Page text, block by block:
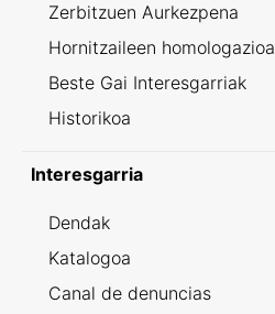
Zerbitzuen Aurkezpena
Hornitzaileen homologazioa
Beste Gai Interesgarriak
Historikoa
Interesgarria
Dendak
Katalogoa
Canal de denuncias